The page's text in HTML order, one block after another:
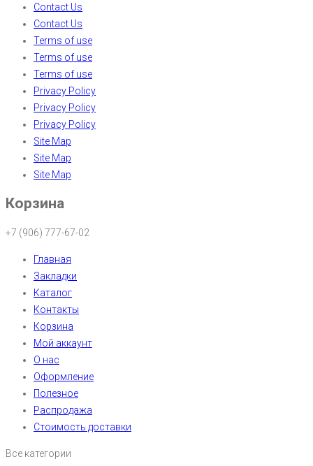
Contact Us
Contact Us
Terms of use
Terms of use
Terms of use
Privacy Policy
Privacy Policy
Privacy Policy
Site Map
Site Map
Site Map
Корзина
+7 (906) 777-67-02
Главная
Закладки
Каталог
Контакты
Корзина
Мой аккаунт
О нас
Оформление
Полезное
Распродажа
Стоимость доставки
Все категории